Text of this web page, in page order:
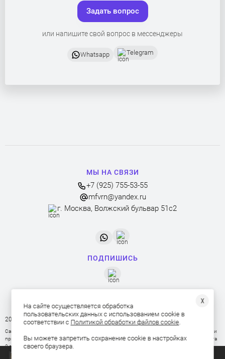
Задать вопрос
или напишите свой вопрос в мессенджеры
Whatsapp Telegram
МЫ НА СВЯЗИ
+7 (925) 755-53-55
mfvrn@yandex.ru
г. Москва, Волжский бульвар 51с2
ПОДПИШИСЬ
2026 © Изготовление мебели на заказ
Сайт носит исключительно информационный характер. Опубликованная информация ни
при каких условиях не является публичной офертой, определяемой положениями пункта
2 статьи 437 ГК РФ
На сайте осуществляется обработка
пользовательских данных с использованием cookie в
соответствии с Политикой обработки файлов cookie.
Вы можете запретить сохранение cookie в настройках
своего браузера.
╳